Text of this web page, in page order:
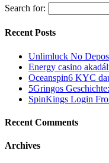
Search for:
Recent Posts
Unlimluck No
Energy casino
Oceanspin6 KYC
5Gringos
SpinKings Login
Recent Comments
Archives